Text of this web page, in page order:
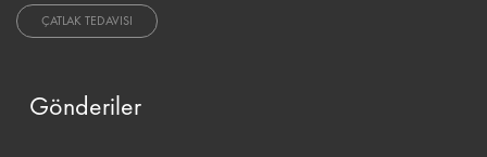
Gönderiler
ÇATLAK TEDAVISI